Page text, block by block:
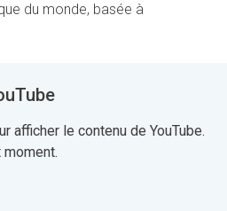
du monde, basée à
afficher le contenu de YouTube.